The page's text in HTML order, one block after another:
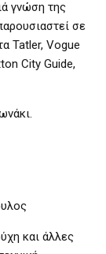
γνώση της
σε
Tatler, Vogue
City Guide,
και άλλες